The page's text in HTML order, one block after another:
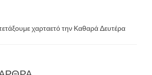
χαρταετό την Καθαρά Δευτέρα